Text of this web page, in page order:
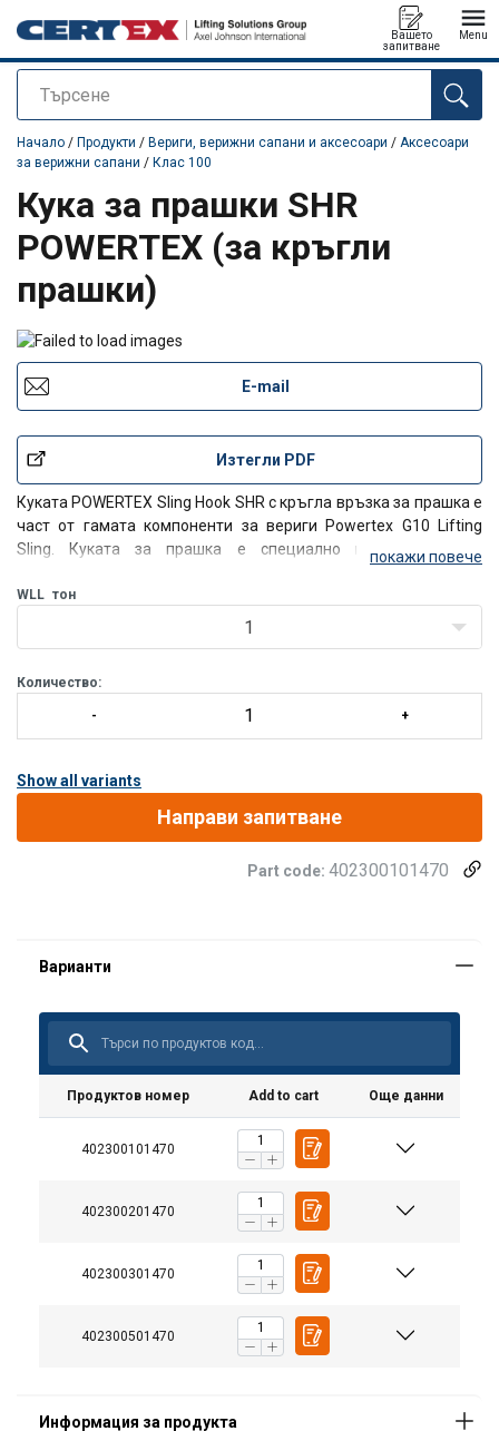
Търсене
Вашето
запитване
Menu
е добавен към вашето запитване
Начало / Продукти / Вериги, верижни сапани и аксесоари / Аксесоари
за верижни сапани / Клас 100
Кука за прашки SHR
POWERTEX (за кръгли
прашки)
E-mail
Изтегли PDF
Куката POWERTEX Sling Hook SHR с кръгла връзка за прашка е
част от гамата компоненти за вериги Powertex G10 Lifting
Sling. Куката за прашка е специално проектирана за
покажи повече
WLL тон
1
Количество:
Show all variants
Направи запитване
Part code: 402300101470
Продуктов номер Add to cart Още данни
402300101470
402300201470
402300301470
402300501470